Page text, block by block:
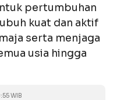
pertumbuhan
kuat dan aktif
serta menjaga
usia hingga
WIB